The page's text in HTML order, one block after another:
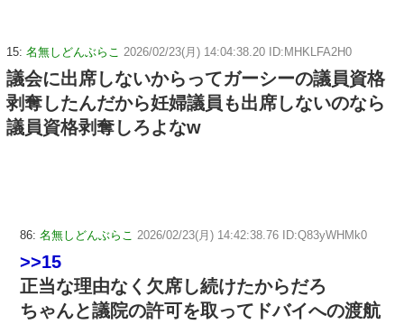
15: 名無しどんぶらこ 2026/02/23(月) 14:04:38.20 ID:MHKLFA2H0
議会に出席しないからってガーシーの議員資格
剥奪したんだから妊婦議員も出席しないのなら
議員資格剥奪しろよなw
86: 名無しどんぶらこ 2026/02/23(月) 14:42:38.76 ID:Q83yWHMk0
>>15
正当な理由なく欠席し続けたからだろ
ちゃんと議院の許可を取ってドバイへの渡航